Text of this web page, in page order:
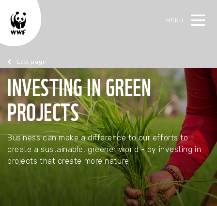
MENU
INVESTING IN GREEN
PROJECTS
Business can make a difference to our efforts to
create a sustainable, greener world - by investing in
projects that create more nature.